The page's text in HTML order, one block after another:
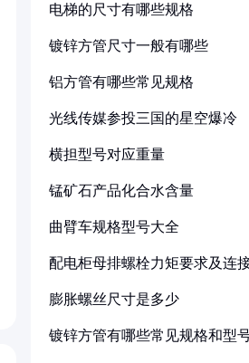
电梯的尺寸有哪些规格
镀锌方管尺寸一般有哪些
铝方管有哪些常见规格
光线传媒参投三国的星空爆冷
横担型号对应重量
锰矿石产品化合水含量
曲臂车规格型号大全
配电柜母排螺栓力矩要求及连
膨胀螺丝尺寸是多少
镀锌方管有哪些常见规格和型